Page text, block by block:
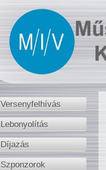
Versenyfelhívás
Lebonyolítás
Díjazás
Szponzorok